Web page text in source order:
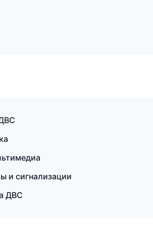
и сигнализации
ДВС